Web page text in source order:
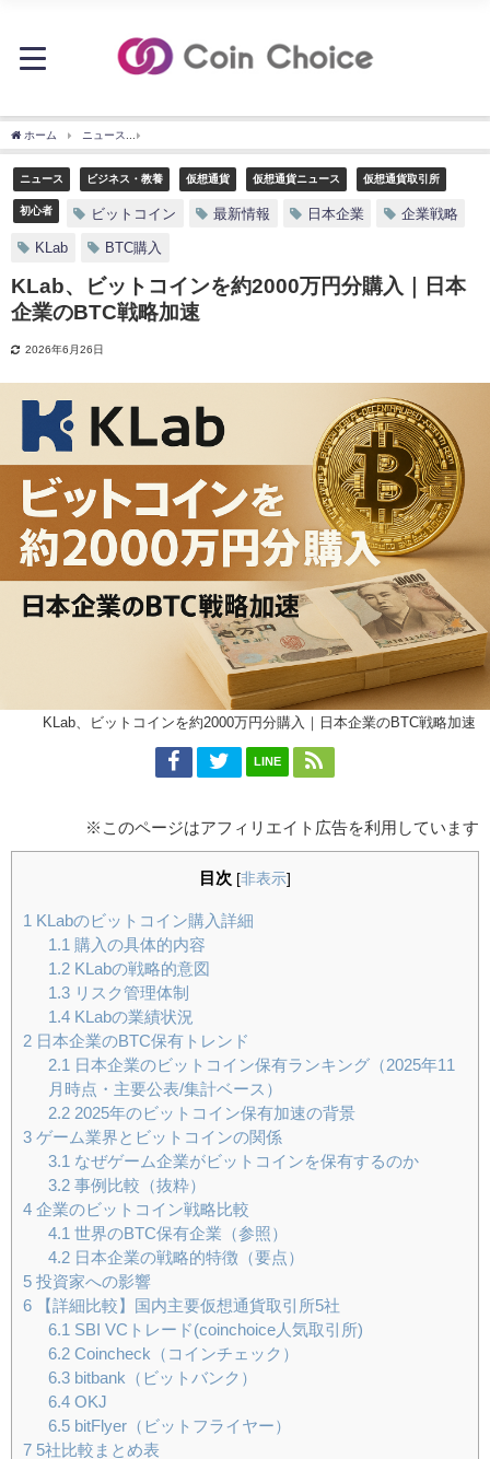
ホーム ニュース
ニュース ビジネス・教養 仮想通貨 仮想通貨ニュース 仮想通貨取引所
初心者 ビットコイン 最新情報 日本企業 企業戦略
KLab BTC購入
KLab、ビットコインを約2000万円分購入｜日本
企業のBTC戦略加速
2026年6月26日
KLab、ビットコインを約2000万円分購入｜日本企業のBTC戦略加速
LINE
※このページはアフィリエイト広告を利用しています
目次 [非表示]
1
KLabのビットコイン購入詳細
1.1 購入の具体的内容
1.2KLabの戦略的意図
1.3リスク管理体制
1.4KLabの業績状況
2 日本企業のBTC保有トレンド
2.1
日本企業のビットコイン保有ランキング（2025年11
月時点・主要公表/集計ベース）
2.22025年のビットコイン保有加速の背景
3 ゲーム業界とビットコインの関係
3.1 なぜゲーム企業がビットコインを保有するのか
3.2事例比較（抜粋）
4 企業のビットコイン戦略比較
4.1 世界のBTC保有企業（参照）
4.2日本企業の戦略的特徴（要点）
5 投資家への影響
6 【詳細比較】国内主要仮想通貨取引所5社
6.1 SBI VCトレード(coinchoice人気取引所)
6.2Coincheck（コインチェック）
6.3bitbank（ビットバンク）
6.4OKJ
6.5bitFlyer（ビットフライヤー）
7 5社比較まとめ表